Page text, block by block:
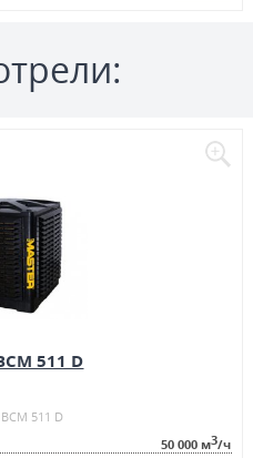
511 D
511 D
50 000м3/ч